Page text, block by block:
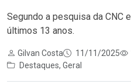
Segundo a pesquisa da CNC
últimos 13 anos.
Gilvan Costa 11/11/2025
Destaques, Geral